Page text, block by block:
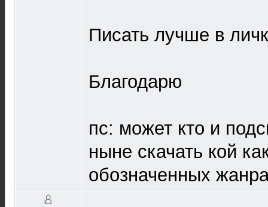
Писать лучше в
Благодарю
пс: может кто и
ныне скачать кой
обозначенных